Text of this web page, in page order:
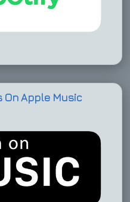
On Apple Music